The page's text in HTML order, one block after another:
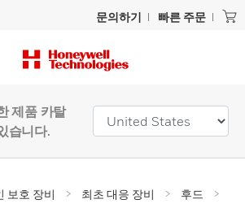
문의하기 빠른 주문
제품 카탈
습니다.
보호 장비 최초 대응 장비
후드